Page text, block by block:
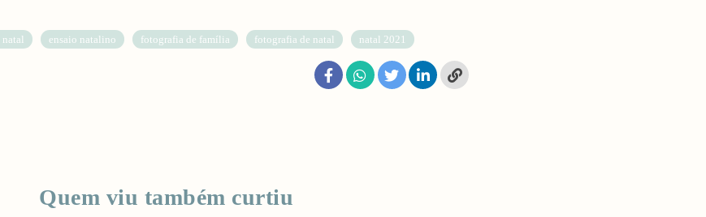
natal ensaio natalino fotografia de família fotografia de natal natal 2021
Quem viu também curtiu